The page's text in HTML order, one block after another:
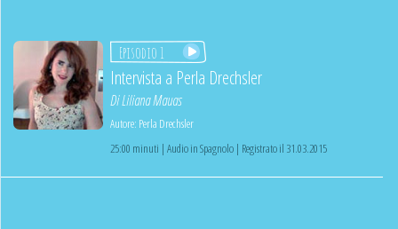
Episodio 1
Intervista a Perla Drechsler
DiLiliana Mauas
Autore: Perla Drechsler
25:00 minuti | Audio in Spagnolo | Registrato il 31.03.2015